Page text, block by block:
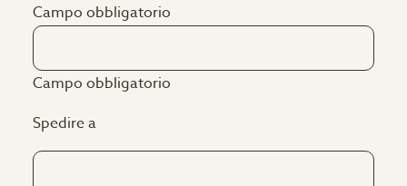
Campo obbligatorio
Campo obbligatorio
Spedire a